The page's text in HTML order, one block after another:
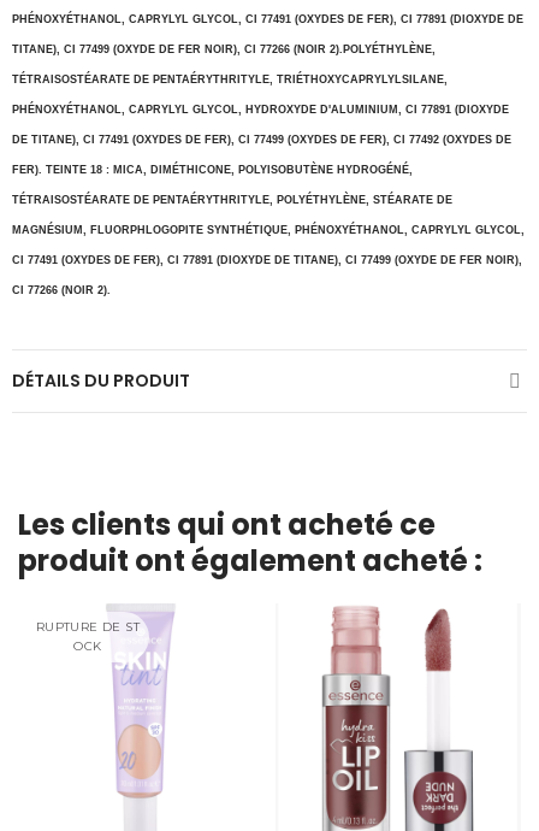
PHÉNOXYÉTHANOL, CAPRYLYL GLYCOL, CI 77491 (OXYDES DE FER), CI 77891 (DIOXYDE DE
TITANE), CI 77499 (OXYDE DE FER NOIR), CI 77266 (NOIR 2).POLYÉTHYLÈNE,
TÉTRAISOSTÉARATE DE PENTAÉRYTHRITYLE, TRIÉTHOXYCAPRYLYLSILANE,
PHÉNOXYÉTHANOL, CAPRYLYL GLYCOL, HYDROXYDE D'ALUMINIUM, CI 77891 (DIOXYDE
DE TITANE), CI 77491 (OXYDES DE FER), CI 77499 (OXYDES DE FER), CI 77492 (OXYDES DE
FER). TEINTE 18 : MICA, DIMÉTHICONE, POLYISOBUTÈNE HYDROGÉNÉ,
TÉTRAISOSTÉARATE DE PENTAÉRYTHRITYLE, POLYÉTHYLÈNE, STÉARATE DE
MAGNÉSIUM, FLUORPHLOGOPITE SYNTHÉTIQUE, PHÉNOXYÉTHANOL, CAPRYLYL GLYCOL,
CI 77491 (OXYDES DE FER), CI 77891 (DIOXYDE DE TITANE), CI 77499 (OXYDE DE FER NOIR),
CI 77266 (NOIR 2).
DÉTAILS DU PRODUIT
Les clients qui ont acheté ce
produit ont également acheté :
RUPTURE DE ST
OCK